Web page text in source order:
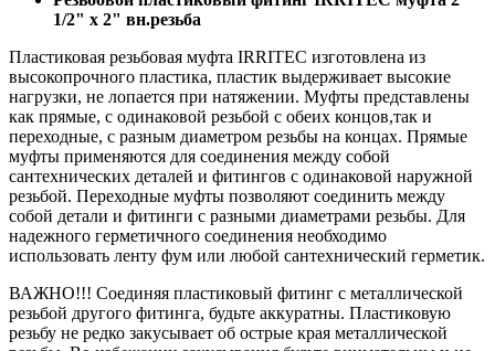
1/2" х 2" вн.резьба
Пластиковая резьбовая муфта IRRITEC изготовлена из
высокопрочного пластика, пластик выдерживает высокие
нагрузки, не лопается при натяжении. Муфты представлены
как прямые, с одинаковой резьбой с обеих концов,так и
переходные, с разным диаметром резьбы на концах. Прямые
муфты применяются для соединения между собой
сантехнических деталей и фитингов с одинаковой наружной
резьбой. Переходные муфты позволяют соединить между
собой детали и фитинги с разными диаметрами резьбы. Для
надежного герметичного соединения необходимо
использовать ленту фум или любой сантехнический герметик.
ВАЖНО!!! Соединяя пластиковый фитинг с металлической
резьбой другого фитинга, будьте аккуратны. Пластиковую
резьбу не редко закусывает об острые края металлической